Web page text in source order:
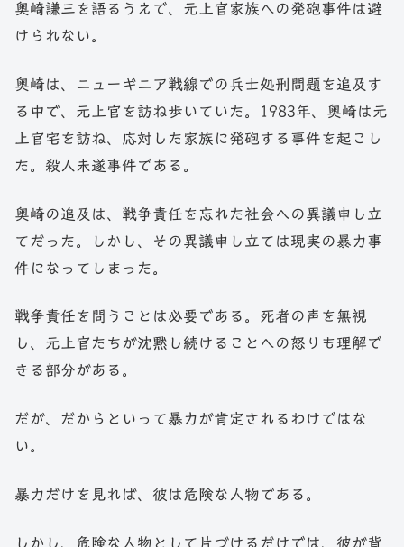
奥崎謙三を語るうえで、元上官家族への発砲事件は避
けられない。
奥崎は、ニューギニア戦線での兵士処刑問題を追及す
る中で、元上官を訪ね歩いていた。1983年、奥崎は元
上官宅を訪ね、応対した家族に発砲する事件を起こし
た。殺人未遂事件である。
奥崎の追及は、戦争責任を忘れた社会への異議申し立
てだった。しかし、その異議申し立ては現実の暴力事
件になってしまった。
戦争責任を問うことは必要である。死者の声を無視
し、元上官たちが沈黙し続けることへの怒りも理解で
きる部分がある。
だが、だからといって暴力が肯定されるわけではな
い。
暴力だけを見れば、彼は危険な人物である。
しかし、危険な人物として片づけるだけでは、彼が背